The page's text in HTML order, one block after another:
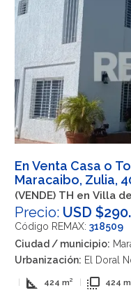
En Venta Casa o
Maracaibo, Zulia,
(VENDE)
Precio: USD
Código REMAX: 318509
Ciudad / municipio:
Urbanización: El Doral
square_foot 424 m² flip_to_front 424